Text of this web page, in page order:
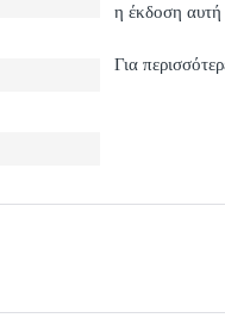
η έκδοση αυτή
Για